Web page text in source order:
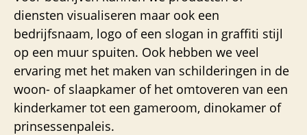
diensten visualiseren maar ook een
bedrijfsnaam, logo of een slogan in graffiti stijl
op een muur spuiten. Ook hebben we veel
ervaring met het maken van schilderingen in de
woon- of slaapkamer of het omtoveren van een
kinderkamer tot een gameroom, dinokamer of
prinsessenpaleis.